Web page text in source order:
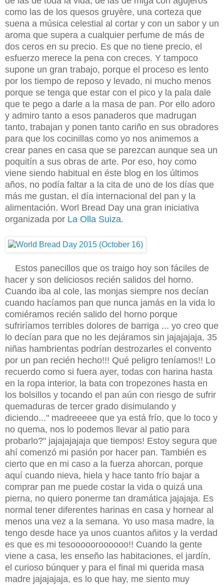
como las de los quesos gruyère, una corteza que
suena a música celestial al cortar y con un sabor y un
aroma que supera a cualquier perfume de más de
dos ceros en su precio. Es que no tiene precio, el
esfuerzo merece la pena con creces. Y tampoco
supone un gran trabajo, porque el proceso es lento
por los tiempo de reposo y levado, ni mucho menos
porque se tenga que estar con el pico y la pala dale
que te pego a darle a la masa de pan. Por ello adoro
y admiro tanto a esos panaderos que madrugan
tanto, trabajan y ponen tanto cariño en sus obradores
para que los cocinillas como yo nos animemos a
crear panes en casa que se parezcan aunque sea un
poquitín a sus obras de arte. Por eso, hoy como
viene siendo habitual en éste blog en los últimos
años, no podía faltar a la cita de uno de los días que
más me gustan, el día internacional del pan y la
alimentación. Worl Bread Day una gran iniciativa
organizada por La Olla Suiza.
Estos panecillos que os traigo hoy son fáciles de
hacer y son deliciosos recién salidos del horno.
Cuando iba al cole, las monjas siempre nos decían
cuando hacíamos pan que nunca jamás en la vida lo
comiéramos recién salido del horno porque
sufriríamos terribles dolores de barriga ... yo creo que
lo decían para que no les dejáramos sin jajajajaja, 35
niñas hambrientas podrían destrozarles el convento
por un pan recién hecho!!! Qué peligro teníamos!! Lo
recuerdo como si fuera ayer, todas con harina hasta
en la ropa interior, la bata con tropezones hasta en
los bolsillos y tocando el pan aún con riesgo de sufrir
quemaduras de tercer grado disimulando y
diciendo..." madreeeee que ya está frío, que lo toco y
no quema, nos lo podemos llevar al patio para
probarlo?" jajajajajaja que tiempos! Estoy segura que
ahí comenzó mi pasión por hacer pan. También es
cierto que en mi caso a la fuerza ahorcan, porque
aquí cuando nieva, hiela y hace tanto frío bajar a
comprar pan me puede costar la vida o quizá una
pierna, no quiero ponerme tan dramática jajajaja. Es
normal tener diferentes harinas en casa y hornear al
menos una vez a la semana. Yo uso masa madre, la
tengo desde hace ya unos cuantos añitos y la verdad
es que es mi tesoooooroooooo!! Cuando la gente
viene a casa, les enseño las habitaciones, el jardín,
el curioso búnquer y para el final mi querida masa
madre jajajajaja, es lo que hay, me siento muy